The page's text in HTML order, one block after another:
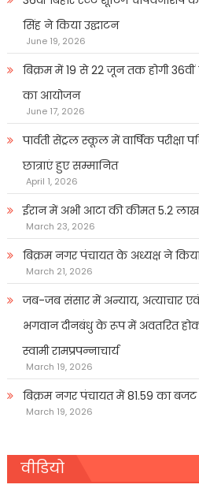
सिंह ने किया उद्घाटन
June 19, 2026
बिक्रम में 19 से 22 जून तक होगी
का आयोजन
June 17, 2026
पार्वती सेंट्रल स्कूल में वार्षिक परीक्षा
छात्राएं हुए सम्मानित
April 1, 2026
ईरान में अभी आटा की कीमत 5.2 लाख
March 23, 2026
बिक्रम नगर पंचायत के अध्यक्ष ने
March 21, 2026
जब-जब संसार में अन्याय, अत्याचार
भगवान दीनबंधु के रूप में अवतरित
स्वामी रामप्रपन्नाचार्य
March 19, 2026
बिक्रम नगर पंचायत में 81.59 का बजट
March 19, 2026
वीडियो